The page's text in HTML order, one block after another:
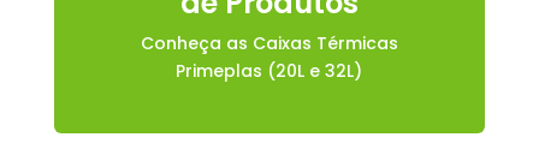
Conheça as Caixas Térmicas
Primeplas (20L e 32L)